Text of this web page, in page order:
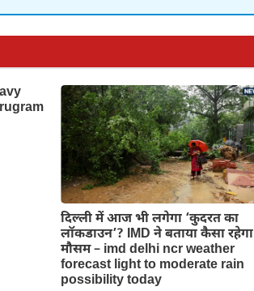
दिल्‍ली में आज भी लगेगा ‘कुदरत का
लॉकडाउन’? IMD ने बताया कैसा रहेगा
मौसम – imd delhi ncr weather
forecast light to moderate rain
possibility today